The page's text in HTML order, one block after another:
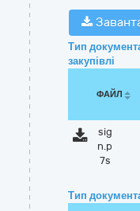
Тип
закупівлі
ФАЙЛ
sig
n.p
7s
Тип